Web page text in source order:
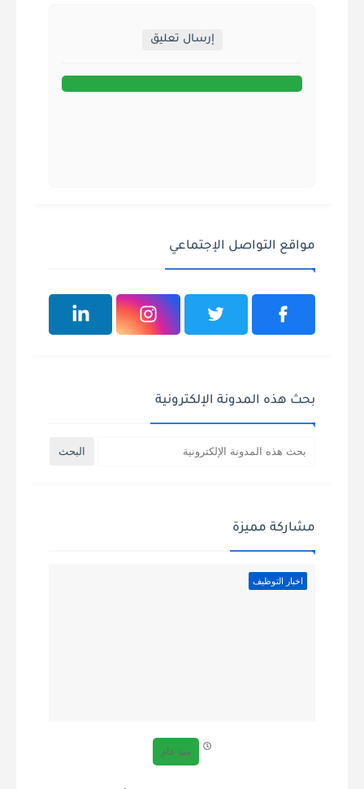
إرسال تعليق
مواقع التواصل الإجتماعي
بحث هذه المدونة الإلكترونية
مشاركة مميزة
اخبار التوظيف
منذ عام